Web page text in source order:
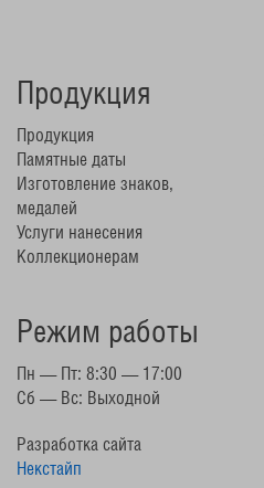
Продукция
Продукция
Памятные даты
Изготовление знаков,
медалей
Услуги нанесения
Коллекционерам
Режим работы
Пн — Пт: 8:30 — 17:00
Сб — Вс: Выходной
Разработка сайта
Некстайп